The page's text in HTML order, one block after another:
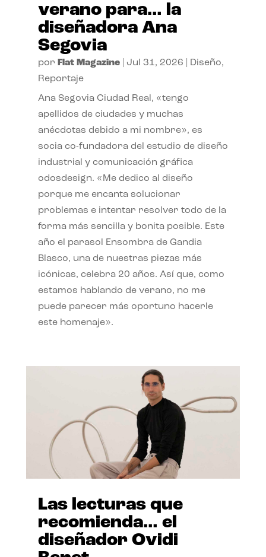
verano para… la
diseñadora Ana
Segovia
por Flat Magazine| Jul 31, 2026 Diseño,
Reportaje
Ana Segovia Ciudad Real, «tengo
apellidos de ciudades y muchas
anécdotas debido a mi nombre», es
socia co-fundadora del estudio de diseño
industrial y comunicación gráfica
odosdesign. «Me dedico al diseño
porque me encanta solucionar
problemas e intentar resolver todo de la
forma más sencilla y bonita posible. Este
año el parasol Ensombra de Gandia
Blasco, una de nuestras piezas más
icónicas, celebra 20 años. Así que, como
estamos hablando de verano, no me
puede parecer más oportuno hacerle
este homenaje».
Las lecturas que
recomienda… el
diseñador Ovidi